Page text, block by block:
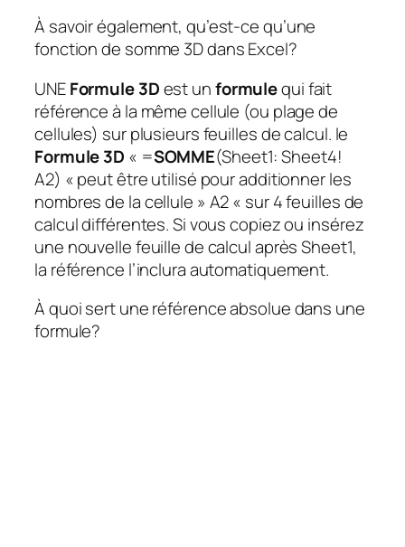
À savoir également, qu’est-ce qu’une
fonction de somme 3D dans Excel?
UNEFormule 3Dest unformulequi fait
référence à la même cellule (ou plage de
cellules) sur plusieurs feuilles de calcul. le
Formule 3D « =SOMME(Sheet1: Sheet4!
A2) « peut être utilisé pour additionner les
nombres de la cellule » A2 « sur 4 feuilles de
calcul différentes. Si vous copiez ou insérez
une nouvelle feuille de calcul après Sheet1,
la référence l’inclura automatiquement.
À quoi sert une référence absolue dans une
formule?